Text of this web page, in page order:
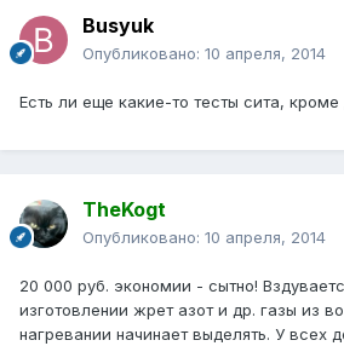
Busyuk
Опубликовано: 10 апреля, 2014
Есть ли еще какие-то тесты сита,
TheKogt
Опубликовано: 10 апреля, 2014
20 000 руб. экономии - сытно!
изготовлении жрет азот и др. газы из
нагревании начинает выделять. У всех